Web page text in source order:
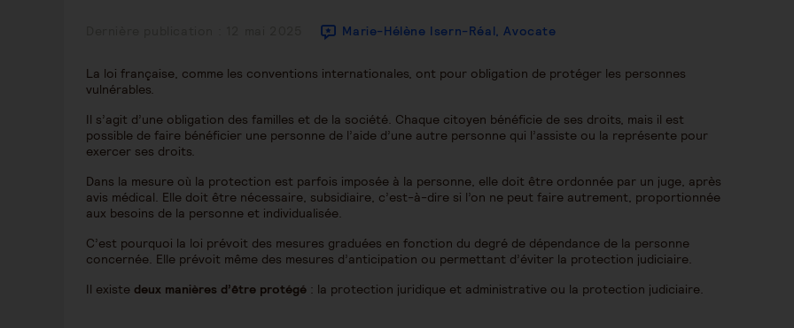
Marie-Hélène Isern-Réal, Avocate
La loi française, comme les conventions internationales, ont pour obligation de protéger les personnes
vulnérables.
Il s’agit d’une obligation des familles et de la société. Chaque citoyen bénéficie de ses droits, mais il est
possible de faire bénéficier une personne de l’aide d’une autre personne qui l’assiste ou la représente pour
exercer ses droits.
Dans la mesure où la protection est parfois imposée à la personne, elle doit être ordonnée par un juge, après
avis médical. Elle doit être nécessaire, subsidiaire, c’est-à-dire si l’on ne peut faire autrement, proportionnée
aux besoins de la personne et individualisée.
C’est pourquoi la loi prévoit des mesures graduées en fonction du degré de dépendance de la personne
concernée. Elle prévoit même des mesures d’anticipation ou permettant d’éviter la protection judiciaire.
Il existe deux manières d’être protégé : la protection juridique et administrative ou la protection judiciaire.